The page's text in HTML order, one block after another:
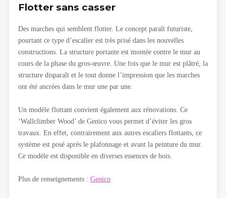
Flotter sans casser
Des marches qui semblent flotter. Le concept paraît futuriste,
pourtant ce type d’escalier est très prisé dans les nouvelles
constructions. La structure portante est montée contre le mur au
cours de la phase du gros-œuvre. Une fois que le mur est plâtré, la
structure disparaît et le tout donne l’impression que les marches
ont été ancrées dans le mur une par une.
Un modèle flottant convient également aux rénovations. Ce
‘Wallclimber Wood’ de Genico vous permet d’éviter les gros
travaux. En effet, contrairement aux autres escaliers flottants, ce
système est posé après le plafonnage et avant la peinture du mur.
Ce modèle est disponible en diverses essences de bois.
Plus de renseignements : Genico